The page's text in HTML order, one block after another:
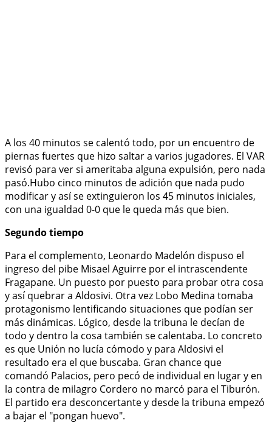
A los 40 minutos se calentó todo, por un encuentro de
piernas fuertes que hizo saltar a varios jugadores. El VAR
revisó para ver si ameritaba alguna expulsión, pero nada
pasó.Hubo cinco minutos de adición que nada pudo
modificar y así se extinguieron los 45 minutos iniciales,
con una igualdad 0-0 que le queda más que bien.
Segundo tiempo
Para el complemento, Leonardo Madelón dispuso el
ingreso del pibe Misael Aguirre por el intrascendente
Fragapane. Un puesto por puesto para probar otra cosa
y así quebrar a Aldosivi. Otra vez Lobo Medina tomaba
protagonismo lentificando situaciones que podían ser
más dinámicas. Lógico, desde la tribuna le decían de
todo y dentro la cosa también se calentaba. Lo concreto
es que Unión no lucía cómodo y para Aldosivi el
resultado era el que buscaba. Gran chance que
comandó Palacios, pero pecó de individual en lugar y en
la contra de milagro Cordero no marcó para el Tiburón.
El partido era desconcertante y desde la tribuna empezó
a bajar el "pongan huevo".